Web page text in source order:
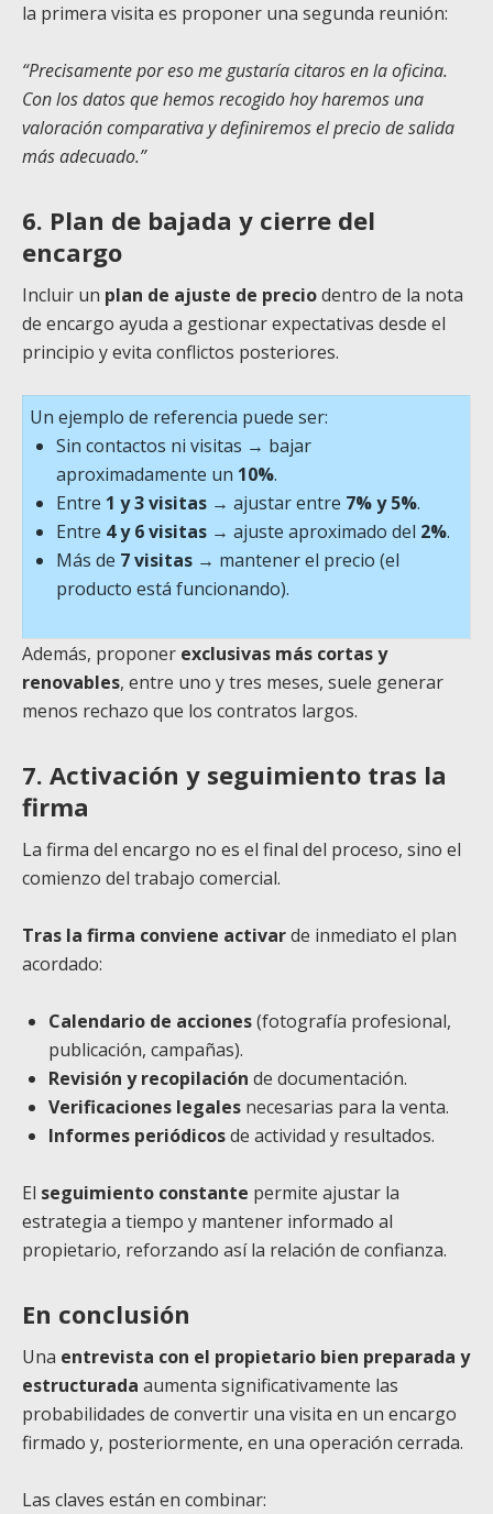
la primera visita es proponer una segunda reunión:
“Precisamente por eso me gustaría citaros en la oficina.
Con los datos que hemos recogido hoy haremos una
valoración comparativa y definiremos el precio de salida
más adecuado.”
6. Plan de bajada y cierre del
encargo
Incluir un plan de ajuste de preciodentro de la nota
de encargo ayuda a gestionar expectativas desde el
principio y evita conflictos posteriores.
Un ejemplo de referencia puede ser:
Sin contactos ni visitas → bajar
aproximadamente un 10%.
Entre 1 y 3 visitas → ajustar entre 7% y 5%.
Entre 4 y 6 visitas → ajuste aproximado del 2%.
Más de 7 visitas → mantener el precio (el
producto está funcionando).
Además, proponer exclusivas más cortas y
renovables, entre uno y tres meses, suele generar
menos rechazo que los contratos largos.
7. Activación y seguimiento tras la
firma
La firma del encargo no es el final del proceso, sino el
comienzo del trabajo comercial.
Tras la firma conviene activarde inmediato el plan
acordado:
Calendario de acciones(fotografía profesional,
publicación, campañas).
Revisión y recopilación de documentación.
Verificaciones legales necesarias para la venta.
Informes periódicosde actividad y resultados.
El seguimiento constante permite ajustar la
estrategia a tiempo y mantener informado al
propietario, reforzando así la relación de confianza.
En conclusión
Una entrevista con el propietario bien preparada y
estructurada aumenta significativamente las
probabilidades de convertir una visita en un encargo
firmado y, posteriormente, en una operación cerrada.
Las claves están en combinar: